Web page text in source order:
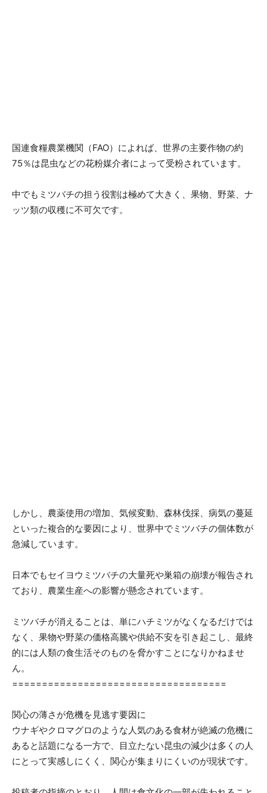
国連食糧農業機関（FAO）によれば、世界の主要作物の約
75％は昆虫などの花粉媒介者によって受粉されています。
中でもミツバチの担う役割は極めて大きく、果物、野菜、ナ
ッツ類の収穫に不可欠です。
しかし、農薬使用の増加、気候変動、森林伐採、病気の蔓延
といった複合的な要因により、世界中でミツバチの個体数が
急減しています。
日本でもセイヨウミツバチの大量死や巣箱の崩壊が報告され
ており、農業生産への影響が懸念されています。
ミツバチが消えることは、単にハチミツがなくなるだけでは
なく、果物や野菜の価格高騰や供給不安を引き起こし、最終
的には人類の食生活そのものを脅かすことになりかねませ
ん。
====================================
関心の薄さが危機を見逃す要因に
ウナギやクロマグロのような人気のある食材が絶滅の危機に
あると話題になる一方で、目立たない昆虫の減少は多くの人
にとって実感しにくく、関心が集まりにくいのが現状です。